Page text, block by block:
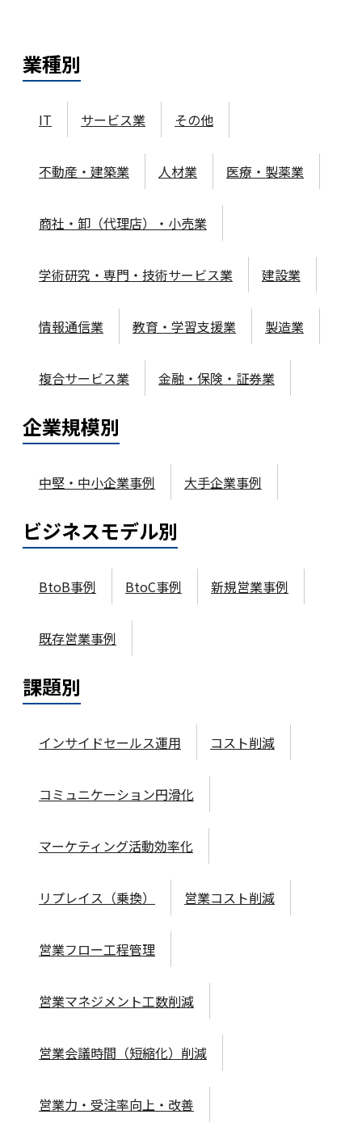
業種別
IT サービス業 その他
不動産・建築業 人材業 医療・製薬業
商社・卸（代理店）・小売業
学術研究・専門・技術サービス業 建設業
情報通信業 教育・学習支援業 製造業
複合サービス業 金融・保険・証券業
企業規模別
中堅・中小企業事例 大手企業事例
ビジネスモデル別
BtoB事例 BtoC事例 新規営業事例
既存営業事例
課題別
インサイドセールス運用 コスト削減
コミュニケーション円滑化
マーケティング活動効率化
リプレイス（乗換） 営業コスト削減
営業フロー工程管理
営業マネジメント工数削減
営業会議時間（短縮化）削減
営業力・受注率向上・改善